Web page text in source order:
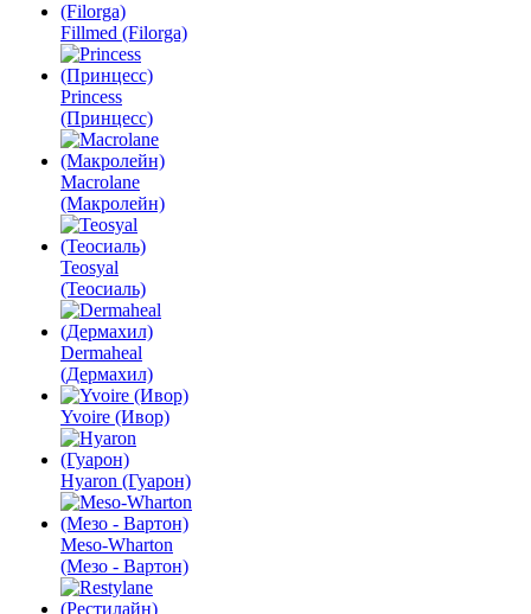
Fillmed (Filorga)
Princess
(Принцесс)
Macrolane
(Макролейн)
Teosyal
(Теосиаль)
Dermaheal
(Дермахил)
Yvoire (Ивор)
Hyaron (Гуарон)
Meso-Wharton
(Мезо - Вартон)